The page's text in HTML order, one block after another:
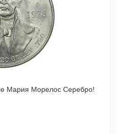
Мексика 100 песо 1978 Хосе Мария Морелос Серебро!